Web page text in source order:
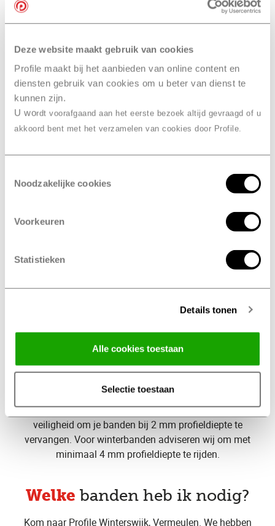
Deze website maakt gebruik van cookies
Profile maakt bij het aanbieden van online content en
diensten gebruik van cookies om u beter van dienst te
kunnen zijn.
U wordt voorafgaand aan het eerste bezoek altijd gevraagd of u
akkoord bent met het verzamelen van cookies door Profile.
Noodzakelijke cookies
Voorkeuren
Statistieken
Details tonen
Alle cookies toestaan
Selectie toestaan
Onze bandenmerken
Ook slim… jebandenwissel
combinerenmet een
onderhoudsbeurt bij Profile
Winterswijk, Vermeulen
Combineer je bandenwissel met een onderhoudsbeurt
plaats van drie. En dan hoef je maar één keer naar
Profile Winterswijk, Vermeulen te komen. Daarna is je
auto meteen in topconditie en kun je weer veilig de weg
Vervang je bandenop tijd
bij Profile Winterswijk,
Vermeulen
De wettelijke minimaleprofieldiepte
autobanden is 1,6mm. Wij adviseren voor een optimale
veiligheid om je banden bij 2 mm profieldiepte te
vervangen. Voor winterbanden adviseren wij om met
minimaal 4 mm profieldiepte te rijden.
Welke banden heb ik nodig?
Kom naar Profile Winterswijk, Vermeulen. We hebben